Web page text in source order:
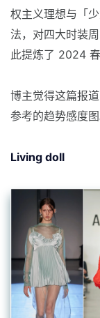
权主义理想与「
法，对四大时装
此提炼了 2024
博主觉得这篇报
参考的趋势感度图
Living doll